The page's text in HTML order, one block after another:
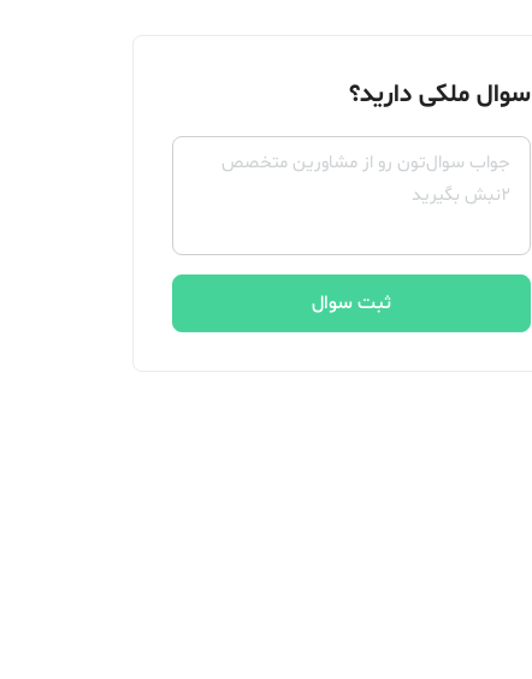
سوال ملکی دارید؟
ثبت سوال